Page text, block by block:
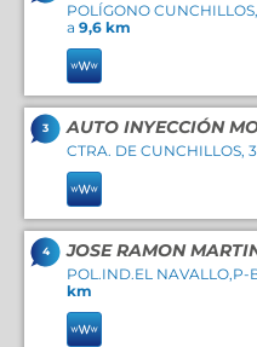
POLÍGONO
a 9,6 km
3 AUTO INYECCIÓN
CTRA. DE CUNCHILLOS,
4 JOSE RAMON
POL.IND.EL NAVALLO,P-
km